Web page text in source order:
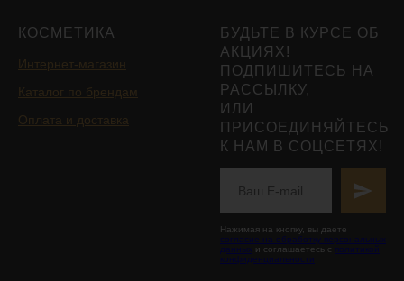
КОСМЕТИКА
Интернет-магазин
Каталог по брендам
Оплата и доставка
БУДЬТЕ В КУРСЕ ОБ
АКЦИЯХ!
ПОДПИШИТЕСЬ НА
РАССЫЛКУ,
ИЛИ
ПРИСОЕДИНЯЙТЕСЬ
К НАМ В СОЦСЕТЯХ!
Нажимая на кнопку, вы даете
согласие на обработку персональных
данных и соглашаетесь с политикой
конфиденциальности